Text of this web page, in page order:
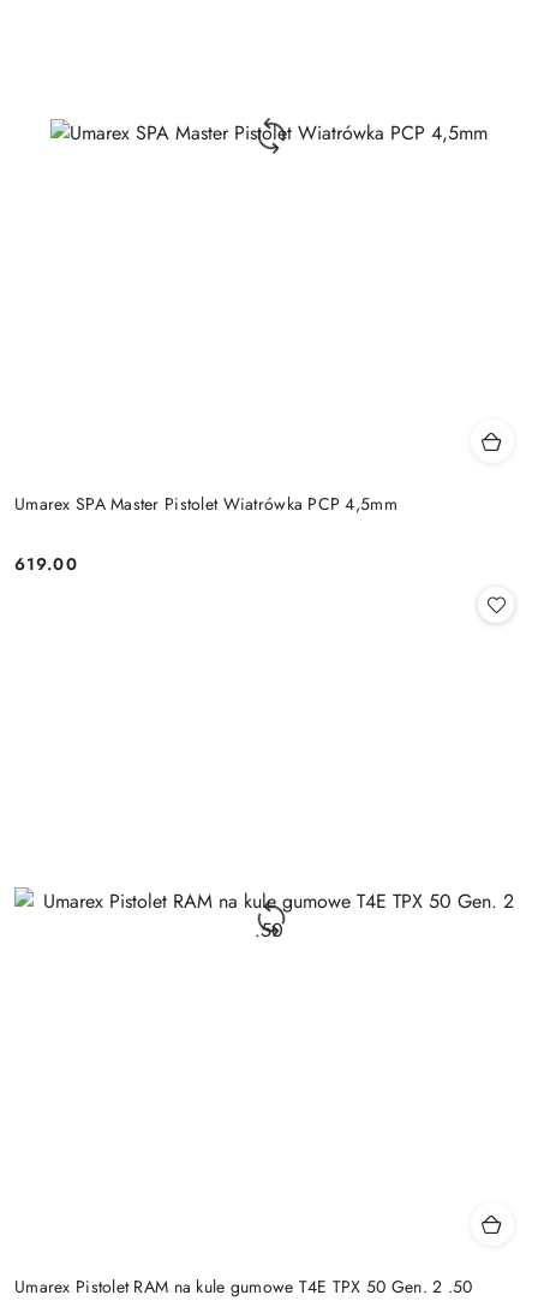
Umarex SPA Master Pistolet Wiatrówka PCP 4,5mm
Cena:
619.00
Umarex Pistolet RAM na kule gumowe T4E TPX 50 Gen. 2 .50